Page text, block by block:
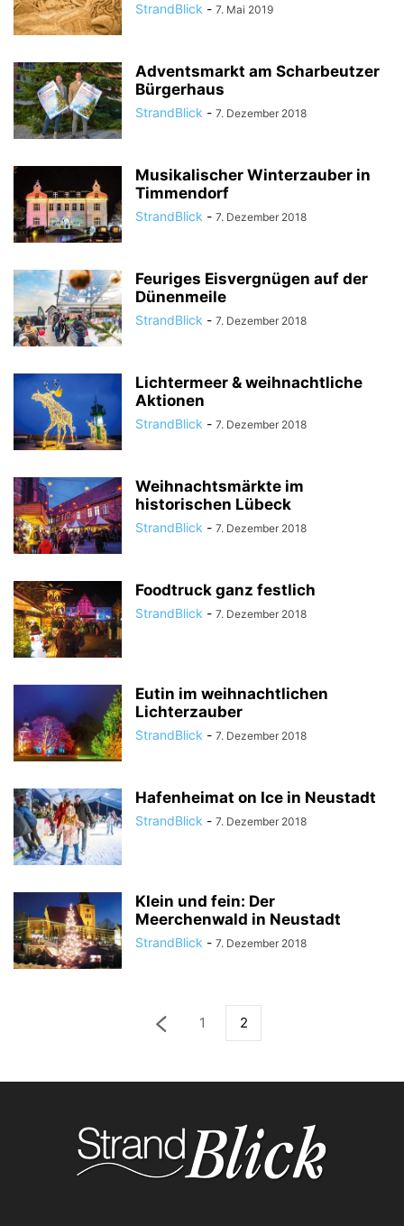
StrandBlick - 7. Mai 2019
Adventsmarkt am Scharbeutzer
Bürgerhaus
StrandBlick - 7. Dezember 2018
Musikalischer Winterzauber in
Timmendorf
StrandBlick - 7. Dezember 2018
Feuriges Eisvergnügen auf der
Dünenmeile
StrandBlick - 7. Dezember 2018
Lichtermeer & weihnachtliche
Aktionen
StrandBlick - 7. Dezember 2018
Weihnachtsmärkte im
historischen Lübeck
StrandBlick - 7. Dezember 2018
Foodtruck ganz festlich
StrandBlick - 7. Dezember 2018
Eutin im weihnachtlichen
Lichterzauber
StrandBlick - 7. Dezember 2018
Hafenheimat on Ice in Neustadt
StrandBlick - 7. Dezember 2018
Klein und fein: Der
Meerchenwald in Neustadt
StrandBlick - 7. Dezember 2018
1 2